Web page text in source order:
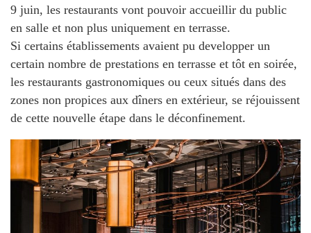
9 juin, les restaurants vont pouvoir accueillir du public
en salle et non plus uniquement en terrasse.
Si certains établissements avaient pu developper un
certain nombre de prestations en terrasse et tôt en soirée,
les restaurants gastronomiques ou ceux situés dans des
zones non propices aux dîners en extérieur, se réjouissent
de cette nouvelle étape dans le déconfinement.